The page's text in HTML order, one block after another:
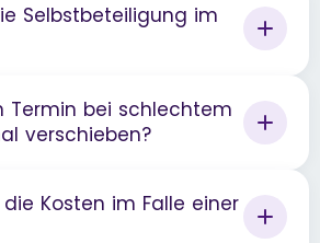
Selbstbeteiligung im
Termin bei schlechtem
verschieben?
Kosten im Falle einer